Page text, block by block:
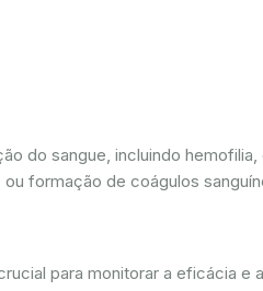
do sangue, incluindo
formação de coágulos
para monitorar a eficácia e